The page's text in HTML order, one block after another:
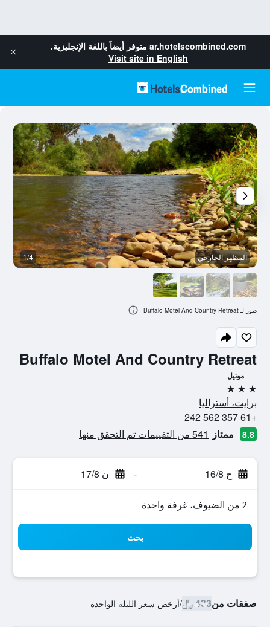
ar.hotelscombined.com متوفر أيضاً باللغة الإنجليزية.
Visit site in English
Buffalo Motel And Country Retreat
موتيل
3 نجوم
برايت، أستراليا
+61 357 562 242
8.8 ممتاز 541 من التقييمات تم التحقق منها
ح 16/8 - ن 17/8
2 من الضيوف، غرفة واحدة
بحث
صفقات من433 ﷼ /أرخص سعر الليلة الواحدة
المظهر الخارجي 1/4
صور لـ Buffalo Motel And Country Retreat